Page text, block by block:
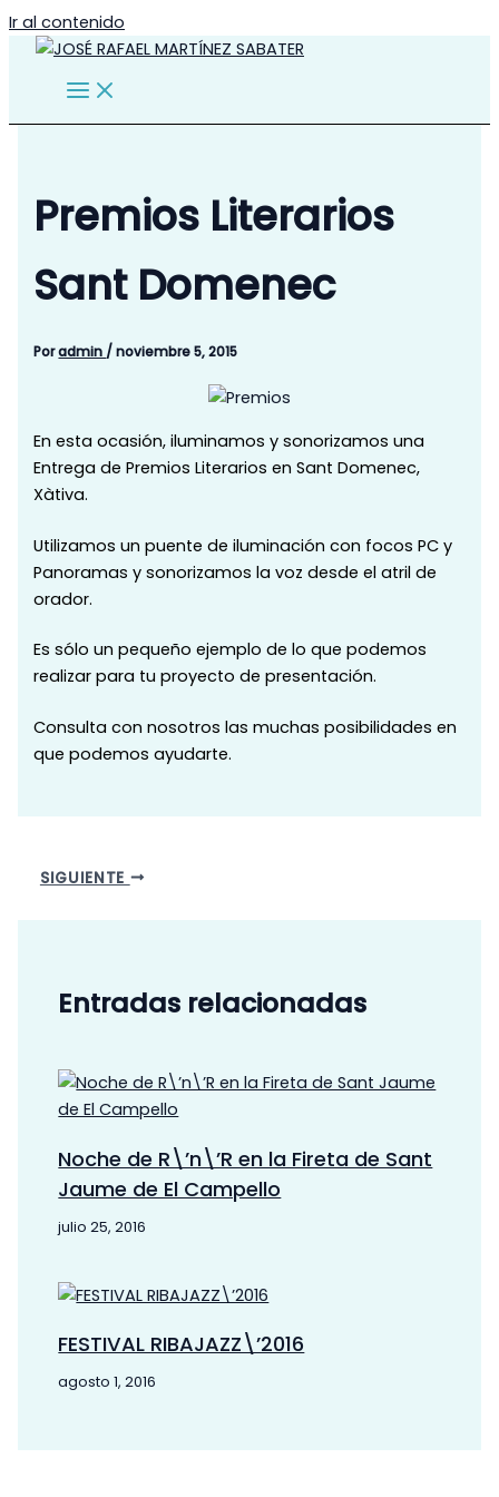
Ir al contenido
Premios Literarios
Sant Domenec
Poradmin /noviembre 5, 2015
En esta ocasión, iluminamos y sonorizamos una
Entrega de Premios Literarios en Sant Domenec,
Xàtiva.
Utilizamos un puente de iluminación con focos PC y
Panoramas y sonorizamos la voz desde el atril de
orador.
Es sólo un pequeño ejemplo de lo que podemos
realizar para tu proyecto de presentación.
Consulta con nosotros las muchas posibilidades en
que podemos ayudarte.
SIGUIENTE
Entradas relacionadas
Noche de R\’n\’R en la Fireta de Sant
Jaume de El Campello
julio 25, 2016
FESTIVAL RIBAJAZZ\’2016
agosto 1, 2016